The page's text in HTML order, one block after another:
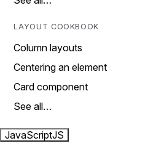
LAYOUT COOKBOOK
Column layouts
Centering an element
Card component
See all…
JavaScriptJS